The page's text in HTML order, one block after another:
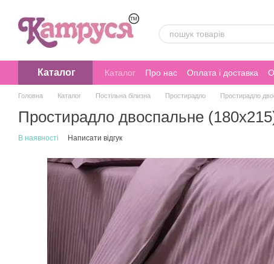
Каталог Каталог Про нас Оплата і доставка
Головна Каталог Постільна білизна Простирадло Простирадло
Простирадло двоспальне
В наявності Написати відгук